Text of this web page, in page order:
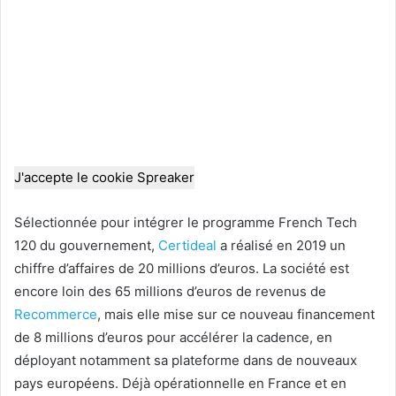
J'accepte le cookie Spreaker
Sélectionnée pour intégrer le programme French Tech
120 du gouvernement, Certideal a réalisé en 2019 un
chiffre d’affaires de 20 millions d’euros. La société est
encore loin des 65 millions d’euros de revenus de
Recommerce, mais elle mise sur ce nouveau financement
de 8 millions d’euros pour accélérer la cadence, en
déployant notamment sa plateforme dans de nouveaux
pays européens. Déjà opérationnelle en France et en